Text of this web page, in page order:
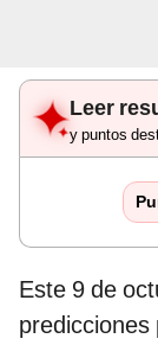
Leer
y puntos
Este 9 de
predicciones